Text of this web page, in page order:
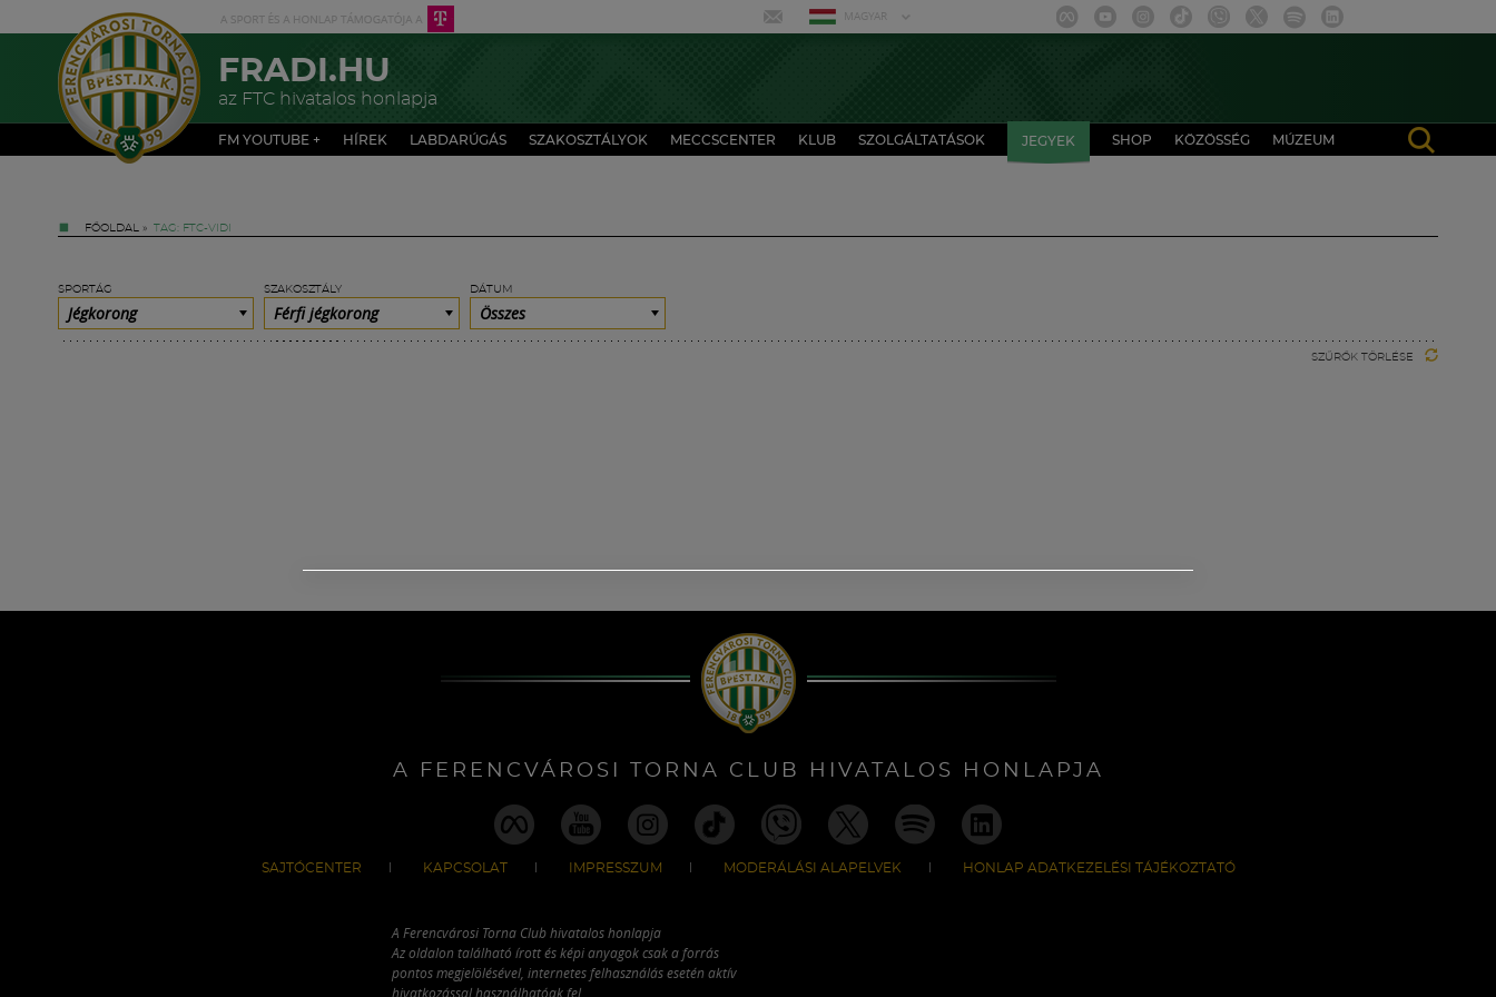
MAGYAR
FRADI.HU
az FTC hivatalos honlapja
FM YOUTUBE + HÍREK LABDARÚGÁS SZAKOSZTÁLYOK MECCSCENTER KLUB SZOLGÁLTATÁSOK JEGYEK SHOP KÖZÖSSÉG MÚZEUM
FŐOLDAL » TAG: FTC-VIDI
SPORTÁG
Jégkorong
SZAKOSZTÁLY
Férfi jégkorong
DÁTUM
Összes
SZŰRŐK TÖRLÉSE
A FERENCVÁROSI TORNA CLUB HIVATALOS HONLAPJA
SAJTÓCENTER KAPCSOLAT IMPRESSZUM MODERÁLÁSI ALAPELVEK HONLAP ADATKEZELÉSI TÁJÉKOZTATÓ
A Ferencvárosi Torna Club hivatalos honlapja
Az oldalon található írott és képi anyagok csak a forrás
pontos megjelölésével, internetes felhasználás esetén aktív
hivatkozással használhatóak fel.